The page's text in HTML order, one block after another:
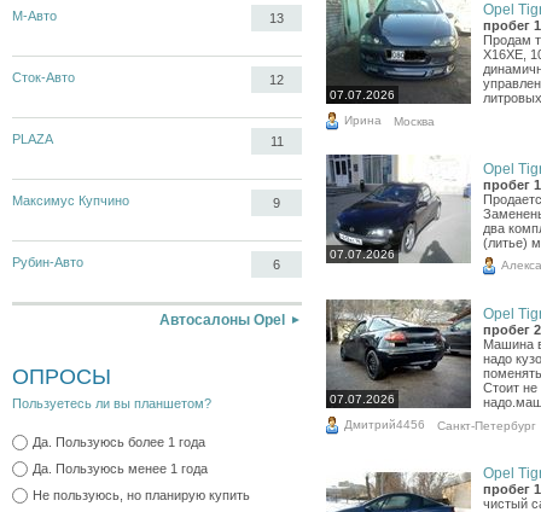
М-Авто 13
Сток-Авто 12
PLAZA 11
Максимус Купчино 9
Рубин-Авто 6
Автосалоны Opel
ОПРОСЫ
Пользуетесь ли вы планшетом?
Да. Пользуюсь более 1 года
Да. Пользуюсь менее 1 года
Не пользуюсь, но планирую купить
07.07.2026
Opel
пробег
Продам
Х16ХЕ,
Ирина Москва
07.07.2026
Opel
пробег
два
(литье)
07.07.2026
Opel
пробег
Машина
надо
Стоит не
Дмитрий4456 Санкт-Петербург
Opel
пробег
чистый